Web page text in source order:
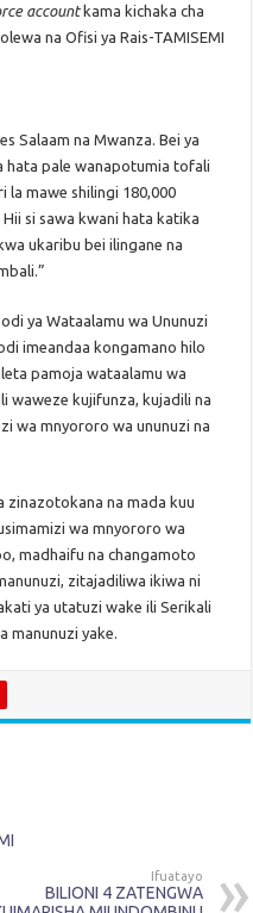
accountkama kichaka cha
na Ofisi ya Rais-TAMISEMI
Salaam na Mwanza. Bei ya
hata pale wanapotumia tofali
la mawe shilingi 180,000
si sawa kwani hata katika
ukaribu bei ilingane na
ya Wataalamu wa Ununuzi
imeandaa kongamano hilo
pamoja wataalamu wa
waweze kujifunza, kujadili na
wa mnyororo wa ununuzi na
zinazotokana na mada kuu
wa mnyororo wa
madhaifu na changamoto
zitajadiliwa ikiwa ni
ya utatuzi wake ili Serikali
manunuzi yake.
Ifuatayo
BILIONI 4 ZATENGWA